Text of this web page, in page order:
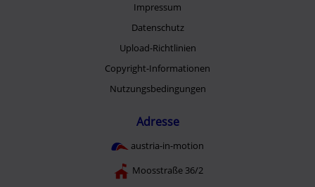
Impressum
Datenschutz
Upload-Richtlinien
Copyright-Informationen
Nutzungsbedingungen
Adresse
austria-in-motion
Moosstraße 36/2